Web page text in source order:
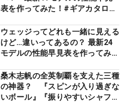
表を作ってみた！#ギアカタログ
ウェッジってどれも一緒に見える
けど…違いってあるの？ 最新24
モデルの性能早見表を作ってみ
桑木志帆の全英制覇を支えた三種
の神器？ 『スピンが入り過ぎな
いボール』『振りやすいシャフ